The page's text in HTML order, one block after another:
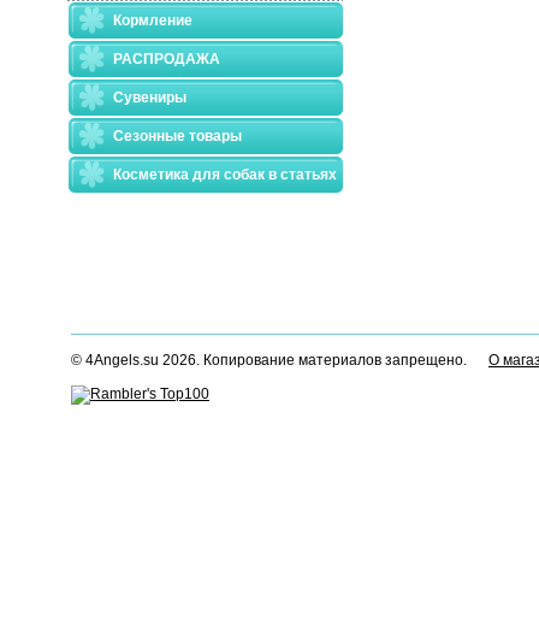
Кормление
РАСПРОДАЖА
Сувениры
Сезонные товары
Косметика для собак в статьях
© 4Angels.su 2026. Копирование материалов запрещено. О